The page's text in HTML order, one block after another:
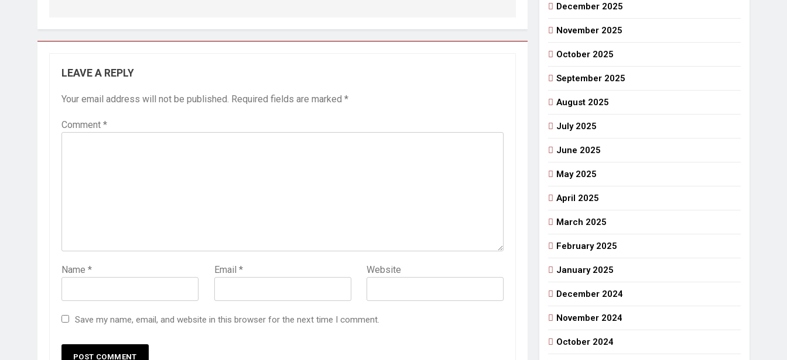
LEAVE A REPLY
Your email address will not be published. Required fields are marked *
Comment *
Name * Email * Website
Save my name, email, and website in this browser for the next time I comment.
December 2025
November 2025
October 2025
September 2025
August 2025
July 2025
June 2025
May 2025
April 2025
March 2025
February 2025
January 2025
December 2024
November 2024
October 2024